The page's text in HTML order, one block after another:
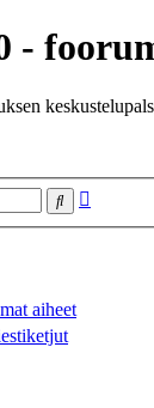
-
Etsi
aiheet